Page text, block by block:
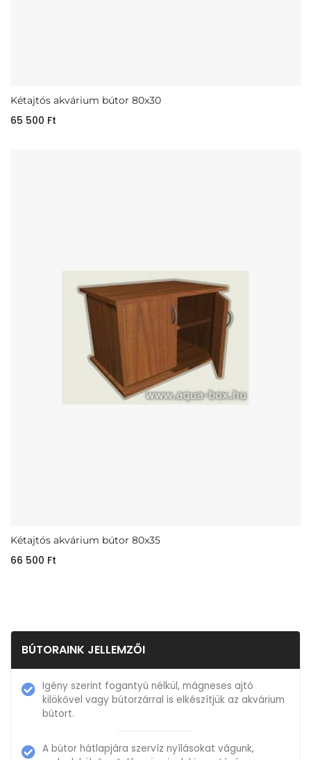
Kétajtós akvárium bútor 80x30
65 500 Ft
Kétajtós akvárium bútor 80x35
66 500 Ft
BÚTORAINK JELLEMZŐI
Igény szerint fogantyú nélkül, mágneses ajtó
kilökővel vagy bútorzárral is elkészítjük az akvárium
bútort.
A bútor hátlapjára szervíz nyílásokat vágunk,